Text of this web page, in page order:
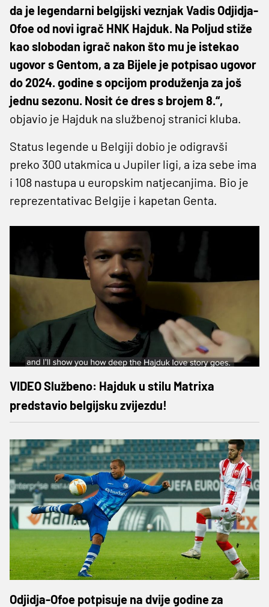
da je legendarni belgijski veznjak Vadis Odjidja-
Ofoe od novi igrač HNK Hajduk. Na Poljud stiže
kao slobodan igrač nakon što mu je istekao
ugovor s Gentom, a za Bijele je potpisao ugovor
do 2024. godine s opcijom produženja za još
jednu sezonu. Nosit će dres s brojem 8.“,
objavio je Hajduk na službenoj stranici kluba.
Status legende u Belgiji dobio je odigravši
preko 300 utakmica u Jupiler ligi, a iza sebe ima
i 108 nastupa u europskim natjecanjima. Bio je
reprezentativac Belgije i kapetan Genta.
VIDEO Službeno: Hajduk u stilu Matrixa
predstavio belgijsku zvijezdu!
Odjidja-Ofoe potpisuje na dvije godine za